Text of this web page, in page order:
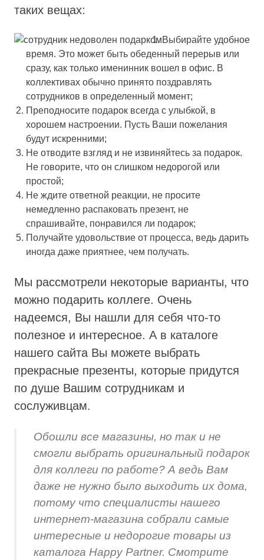
таких вещах:
Выбирайте удобное
время. Это может быть обеденный перерыв или
сразу, как только именинник вошел в офис. В
коллективах обычно принято поздравлять
сотрудников в определенный момент;
Преподносите подарок всегда с улыбкой, в
хорошем настроении. Пусть Ваши пожелания
будут искренними;
Не отводите взгляд и не извиняйтесь за подарок.
Не говорите, что он слишком недорогой или
простой;
Не ждите ответной реакции, не просите
немедленно распаковать презент, не
спрашивайте, понравился ли подарок;
Получайте удовольствие от процесса, ведь дарить
иногда даже приятнее, чем получать.
Мы рассмотрели некоторые варианты, что
можно подарить коллеге. Очень
надеемся, Вы нашли для себя что-то
полезное и интересное. А в каталоге
нашего сайта Вы можете выбрать
прекрасные презенты, которые придутся
по душе Вашим сотрудникам и
сослуживцам.
Обошли все магазины, но так и не
смогли выбрать оригинальный подарок
для коллеги по работе? А ведь Вам
даже не нужно было выходить их дома,
потому что специалисты нашего
интернет-магазина собрали самые
интересные и недорогие товары из
каталога Happy Partner. Смотрите